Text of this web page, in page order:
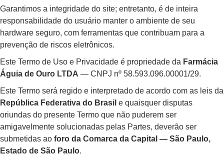
Garantimos a integridade do site; entretanto, é de inteira
responsabilidade do usuário manter o ambiente de seu
hardware seguro, com ferramentas que contribuam para a
prevenção de riscos eletrônicos.
Este Termo de Uso e Privacidade é propriedade da Farmácia
Águia de Ouro LTDA — CNPJ nº 58.593.096.00001/29.
Este Termo será regido e interpretado de acordo com as leis da
República Federativa do Brasil e quaisquer disputas
oriundas do presente Termo que não puderem ser
amigavelmente solucionadas pelas Partes, deverão ser
submetidas ao foro da Comarca da Capital — São Paulo,
Estado de São Paulo.